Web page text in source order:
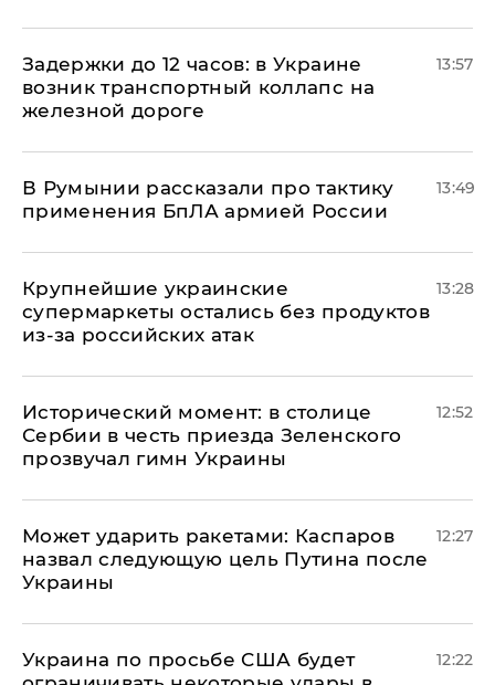
Задержки до 12 часов: в Украине
возник транспортный коллапс на
железной дороге
13:57
В Румынии рассказали про тактику
применения БпЛА армией России
13:49
Крупнейшие украинские
супермаркеты остались без продуктов
из-за российских атак
13:28
Исторический момент: в столице
Сербии в честь приезда Зеленского
прозвучал гимн Украины
12:52
Может ударить ракетами: Каспаров
назвал следующую цель Путина после
Украины
12:27
Украина по просьбе США будет
12:22